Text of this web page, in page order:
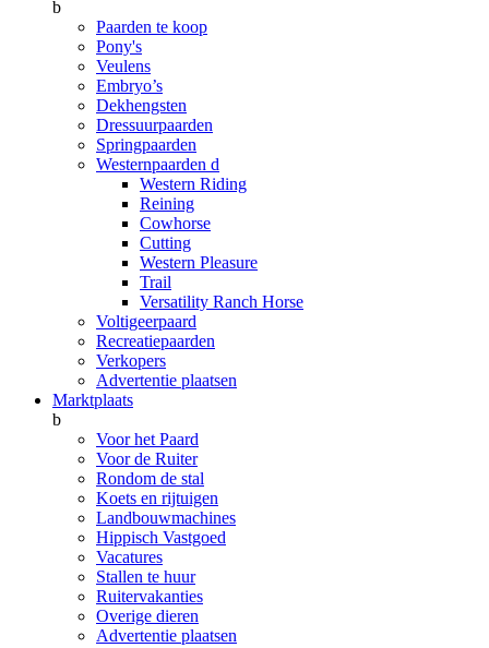
b
Paarden te koop
Pony's
Veulens
Embryo’s
Dekhengsten
Dressuurpaarden
Springpaarden
Westernpaarden d
Western Riding
Reining
Cowhorse
Cutting
Western Pleasure
Trail
Versatility Ranch Horse
Voltigeerpaard
Recreatiepaarden
Verkopers
Advertentie plaatsen
Marktplaats
b
Voor het Paard
Voor de Ruiter
Rondom de stal
Koets en rijtuigen
Landbouwmachines
Hippisch Vastgoed
Vacatures
Stallen te huur
Ruitervakanties
Overige dieren
Advertentie plaatsen